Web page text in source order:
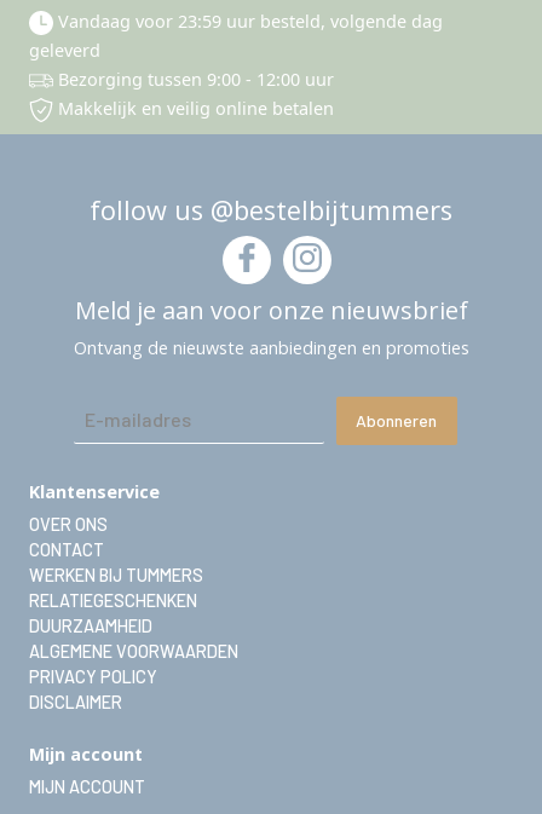
Vandaag voor 23:59 uur besteld, volgende dag
geleverd
Bezorging tussen 9:00 - 12:00 uur
Makkelijk en veilig online betalen
follow us @bestelbijtummers
Meld je aan voor onze nieuwsbrief
Ontvang de nieuwste aanbiedingen en promoties
Abonneren
Klantenservice
OVER ONS
CONTACT
WERKEN BIJ TUMMERS
RELATIEGESCHENKEN
DUURZAAMHEID
ALGEMENE VOORWAARDEN
PRIVACY POLICY
DISCLAIMER
Mijn account
MIJN ACCOUNT